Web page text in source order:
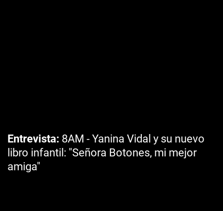
Entrevista 8AM - Yanina Vidal y su nuevo
libro infantil: "Señora Botones, mi mejor
amiga"